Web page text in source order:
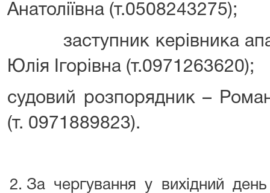
Анатоліївна (т.0508243275);
заступник керівника
Юлія Ігорівна (т.0971263620);
судовий розпорядник –
(т. 0971889823).
За чергування у вихідний